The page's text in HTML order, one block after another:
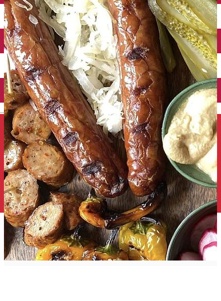
English
Închirieri auto
Închirieri de biciclete